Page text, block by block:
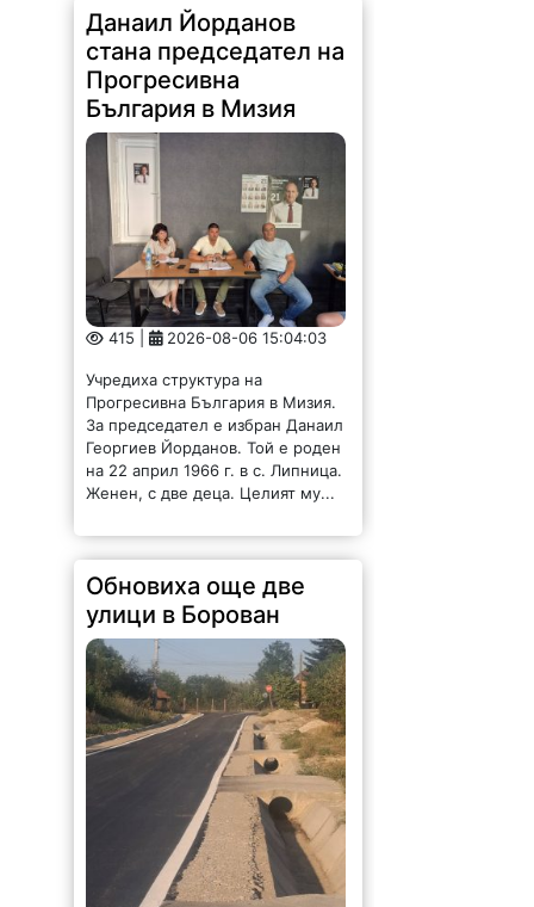
Данаил Йорданов
стана председател на
Прогресивна
България в Мизия
415 | 2026-08-06 15:04:03
Учредиха структура на
Прогресивна България в Мизия.
За председател е избран Данаил
Георгиев Йорданов. Той е роден
на 22 април 1966 г. в с. Липница.
Женен, с две деца. Целият му...
Обновиха още две
улици в Борован